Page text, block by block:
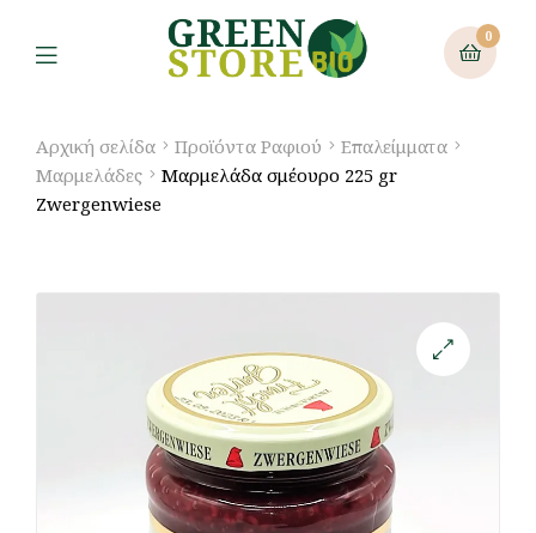
0
Αρχική σελίδα Προϊόντα Ραφιού
Επαλείμματα
Μαρμελάδες
Μαρμελάδα σμέουρο 225 gr
Zwergenwiese